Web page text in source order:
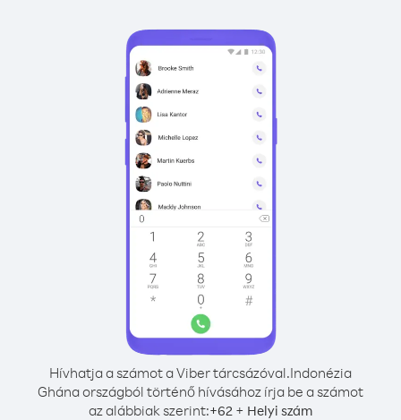
Hívhatja a számot a Viber tárcsázóval.Indonézia
Ghána országból történő hívásához írja be a számot
az alábbiak szerint:+62 + Helyi szám